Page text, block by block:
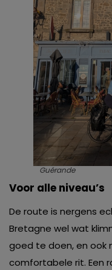
Guérande
Voor alle niveau’s
De route is nergens
Bretagne wel wat
goed te doen, en ook
comfortabele rit. Een